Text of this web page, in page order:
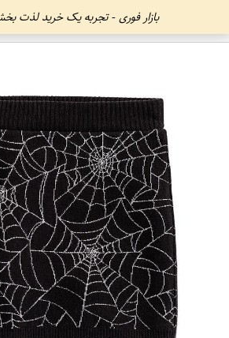
بازار فوری - تجربه یک خرید لذت